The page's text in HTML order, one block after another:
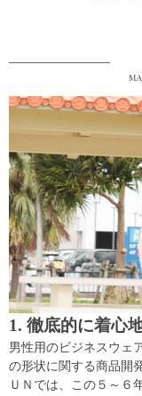
1. 徹底的に着心
男性用のビジネスウェ
の形状に関する商品開
ＵＮでは、この５～６